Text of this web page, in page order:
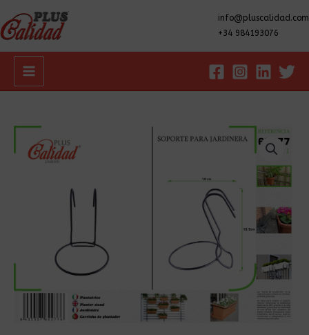
info@pluscalidad.com
+34 984193076
Main